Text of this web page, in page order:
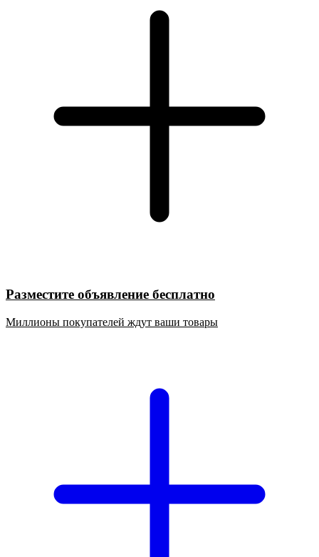
Разместите объявление бесплатно
Миллионы покупателей ждут ваши товары